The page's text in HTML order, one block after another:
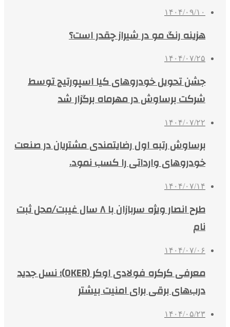
۱۴۰۴/۰۹/۱۰
هزینه رنگ مو در شیراز چقدر است؟
۱۴۰۴/۰۷/۲۵
جشن تحویل خودروهای کیا اسپورتیج توسط
شرکت برساوش در مهرماه برگزار شد
۱۴۰۴/۰۷/۲۲
برساوش رتبه اول رضایتمندی مشتریان در صنعت
خودروهای وارداتی را کسب نمود.
۱۴۰۴/۰۷/۱۴
طرح انصار ویژه سربازان با ۸ سال غیبت/محل ثبت
نام
۱۴۰۴/۰۷/۰۶
معرفی کرکره فولادی اوکر (OKER)؛ نسل جدید
درب‌های برقی برای امنیت بیشتر
۱۴۰۴/۰۵/۲۳